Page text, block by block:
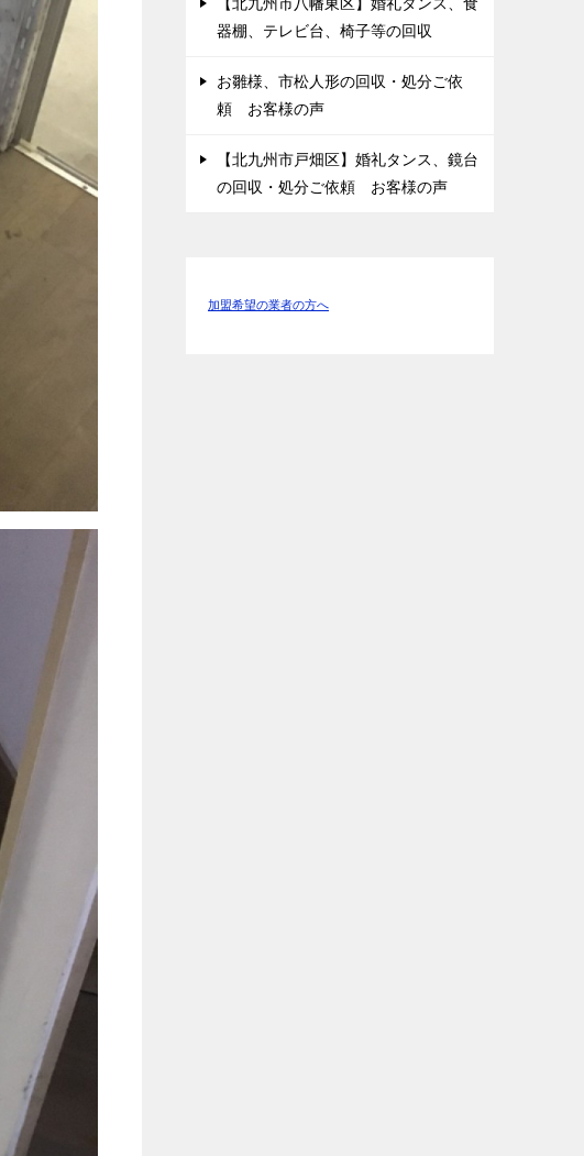
器棚、テレビ台、椅子等の回収
お雛様、市松人形の回収・処分ご依
頼 お客様の声
【北九州市戸畑区】婚礼タンス、鏡台
の回収・処分ご依頼 お客様の声
加盟希望の業者の方へ